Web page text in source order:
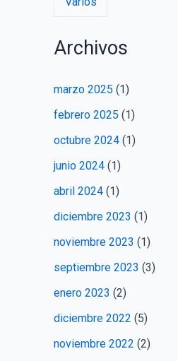
Archivos
marzo 2025 (1)
febrero 2025 (1)
octubre 2024 (1)
junio 2024 (1)
abril 2024 (1)
diciembre 2023 (1)
noviembre 2023 (1)
septiembre 2023 (3)
enero 2023 (2)
diciembre 2022 (5)
noviembre 2022 (2)